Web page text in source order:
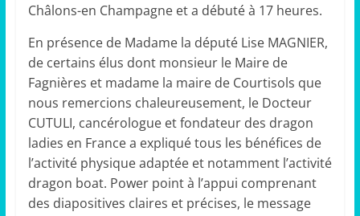
Châlons-en Champagne et a débuté à 17 heures.
En présence de Madame la député Lise MAGNIER,
de certains élus dont monsieur le Maire de
Fagnières et madame la maire de Courtisols que
nous remercions chaleureusement, le Docteur
CUTULI, cancérologue et fondateur des dragon
ladies en France a expliqué tous les bénéfices de
l’activité physique adaptée et notamment l’activité
dragon boat. Power point à l’appui comprenant
des diapositives claires et précises, le message